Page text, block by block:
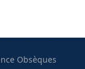
Obsèques